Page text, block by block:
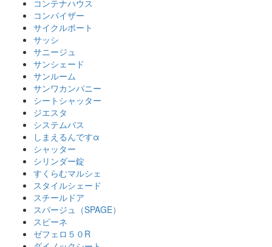
コンテナハウス
コンバイザー
サイクルポート
サッシ
サニージュ
サンシェード
サンルーム
サンワカンパニー
シートシャッター
ジエスタ
システムバス
しまえるんですα
シャッター
シリンダー錠
すくらむマルシェ
スタイルシェード
スチールドア
スパージュ（SPAGE）
スピーネ
ゼフェロ５０R